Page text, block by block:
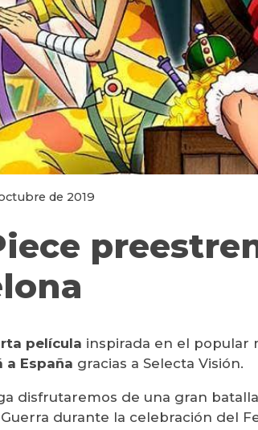
de 2019
película inspirada en el popular
a España gracias a Selecta Visión.
disfrutaremos de una gran
durante la celebración del